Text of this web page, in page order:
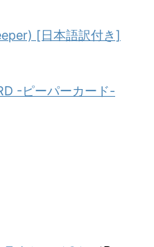
[日本語訳付き]
-ピーパーカード-